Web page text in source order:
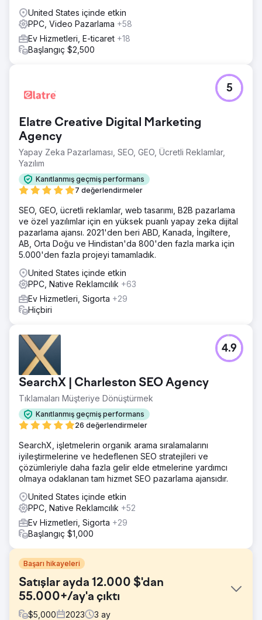
United States içinde etkin
PPC, Video Pazarlama +58
Ev Hizmetleri, E-ticaret +18
Başlangıç $2,500
Elatre Creative Digital Marketing
Agency
Yapay Zeka Pazarlaması, SEO, GEO, Ücretli Reklamlar,
Yazılım
Kanıtlanmış geçmiş performans
7 değerlendirmeler
5
SEO, GEO, ücretli reklamlar, web tasarımı, B2B pazarlama
ve özel yazılımlar için en yüksek puanlı yapay zeka dijital
pazarlama ajansı. 2021'den beri ABD, Kanada, İngiltere,
AB, Orta Doğu ve Hindistan'da 800'den fazla marka için
5.000'den fazla projeyi tamamladık.
United States içinde etkin
PPC, Native Reklamcılık +63
Ev Hizmetleri, Sigorta +29
Hiçbiri
SearchX | Charleston SEO Agency
Tıklamaları Müşteriye Dönüştürmek
Kanıtlanmış geçmiş performans
26 değerlendirmeler
4.9
SearchX, işletmelerin organik arama sıralamalarını
iyileştirmelerine ve hedeflenen SEO stratejileri ve
çözümleriyle daha fazla gelir elde etmelerine yardımcı
olmaya odaklanan tam hizmet SEO pazarlama ajansıdır.
United States içinde etkin
PPC, Native Reklamcılık +52
Ev Hizmetleri, Sigorta +29
Başlangıç $1,000
Başarı hikayeleri
Satışlar ayda 12.000 $'dan
55.000+/ay'a çıktı
$5,000 2023 3 ay